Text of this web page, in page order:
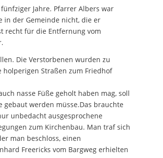
Jahre. Pfarrer Albers war
in der Gemeinde nicht, die er
recht für die Entfernung vom
Die Verstorbenen wurden zu
Straßen zum Friedhof
nasse Füße geholt haben mag, soll
gebaut werden müsse.Das brauchte
unbedacht ausgesprochene
zum Kirchenbau. Man traf sich
man beschloss, einen
Freericks vom Bargweg erhielten